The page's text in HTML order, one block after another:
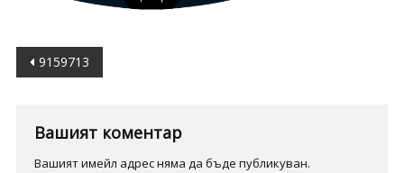
Навигация
9159713
Вашият коментар
Вашият имейл адрес няма да бъде публикуван.